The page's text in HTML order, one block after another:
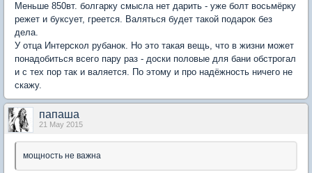
Меньше 850вт. болгарку смысла нет дарить - уже болт восьмёрку
режет и буксует, греется. Валяться будет такой подарок без
дела.
У отца Интерскол рубанок. Но это такая вещь, что в жизни может
понадобиться всего пару раз - доски половые для бани обстрогал
и с тех пор так и валяется. По этому и про надёжность ничего не
скажу.
папаша
21 May 2015
мощность не важна